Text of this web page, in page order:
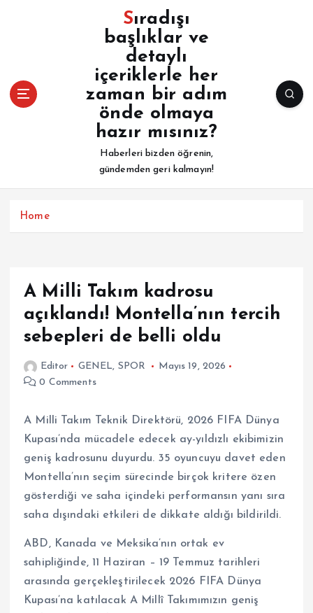
Sıradışı
başlıklar ve
detaylı
içeriklerle her
zaman bir adım
önde olmaya
hazır mısınız?
Haberleri bizden öğrenin,
gündemden geri kalmayın!
Home
A Milli Takım kadrosu
açıklandı! Montella’nın tercih
sebepleri de belli oldu
Editor GENEL, SPOR
Mayıs 19, 2026
0 Comments
A Milli Takım Teknik Direktörü, 2026 FIFA Dünya
Kupası’nda mücadele edecek ay-yıldızlı ekibimizin
geniş kadrosunu duyurdu. 35 oyuncuyu davet eden
Montella’nın seçim sürecinde birçok kritere özen
gösterdiği ve saha içindeki performansın yanı sıra
saha dışındaki etkileri de dikkate aldığı bildirildi.
ABD, Kanada ve Meksika’nın ortak ev
sahipliğinde, 11 Haziran – 19 Temmuz tarihleri
arasında gerçekleştirilecek 2026 FIFA Dünya
Kupası’na katılacak A Millî Takımımızın geniş